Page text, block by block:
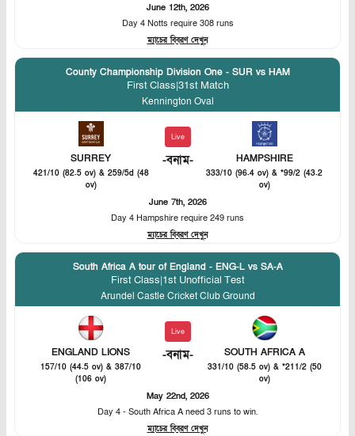
June 12th, 2026
Day 4 Notts require 308 runs
ম্যাচের বিবরণ দেখুন
County Championship Division One - SUR vs HAM
First Class|31st Match
Kennington Oval
SURREY
421/10 (82.5 ov) & 259/5d (48
ov)
Live
-বনাম- HAMPSHIRE
333/10 (96.4 ov) & *99/2 (43.2
ov)
June 7th, 2026
Day 4 Hampshire require 249 runs
ম্যাচের বিবরণ দেখুন
South Africa A tour of England - ENG-L vs SA-A
First Class|1st Unofficial Test
Arundel Castle Cricket Club Ground
ENGLAND LIONS
157/10 (44.5 ov) & 387/10
(106 ov)
Live
-বনাম- SOUTH AFRICA A
331/10 (58.5 ov) & *211/2 (50
ov)
May 22nd, 2026
Day 4 - South Africa A need 3 runs to win.
ম্যাচের বিবরণ দেখুন